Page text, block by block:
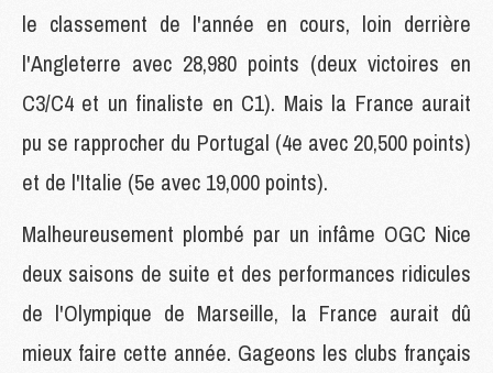
le classement de l'année en cours, loin derrière
l'Angleterre avec 28,980 points (deux victoires en
C3/C4 et un finaliste en C1). Mais la France aurait
pu se rapprocher du Portugal (4e avec 20,500 points)
et de l'Italie (5e avec 19,000 points).
Malheureusement plombé par un infâme OGC Nice
deux saisons de suite et des performances ridicules
de l'Olympique de Marseille, la France aurait dû
mieux faire cette année. Gageons les clubs français